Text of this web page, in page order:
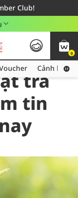
Club!
từ 249,000Đ
TP. Hồ Chí Minh
0
Cảnh báo
trà
tin